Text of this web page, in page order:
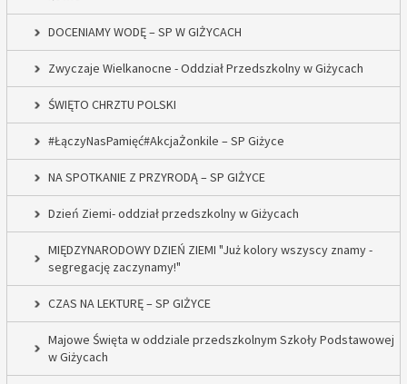
DOCENIAMY WODĘ – SP W GIŻYCACH
Zwyczaje Wielkanocne - Oddział Przedszkolny w Giżycach
ŚWIĘTO CHRZTU POLSKI
#ŁączyNasPamięć#AkcjaŻonkile – SP Giżyce
NA SPOTKANIE Z PRZYRODĄ – SP GIŻYCE
Dzień Ziemi- oddział przedszkolny w Giżycach
MIĘDZYNARODOWY DZIEŃ ZIEMI "Już kolory wszyscy znamy -
segregację zaczynamy!"
CZAS NA LEKTURĘ – SP GIŻYCE
Majowe Święta w oddziale przedszkolnym Szkoły Podstawowej
w Giżycach